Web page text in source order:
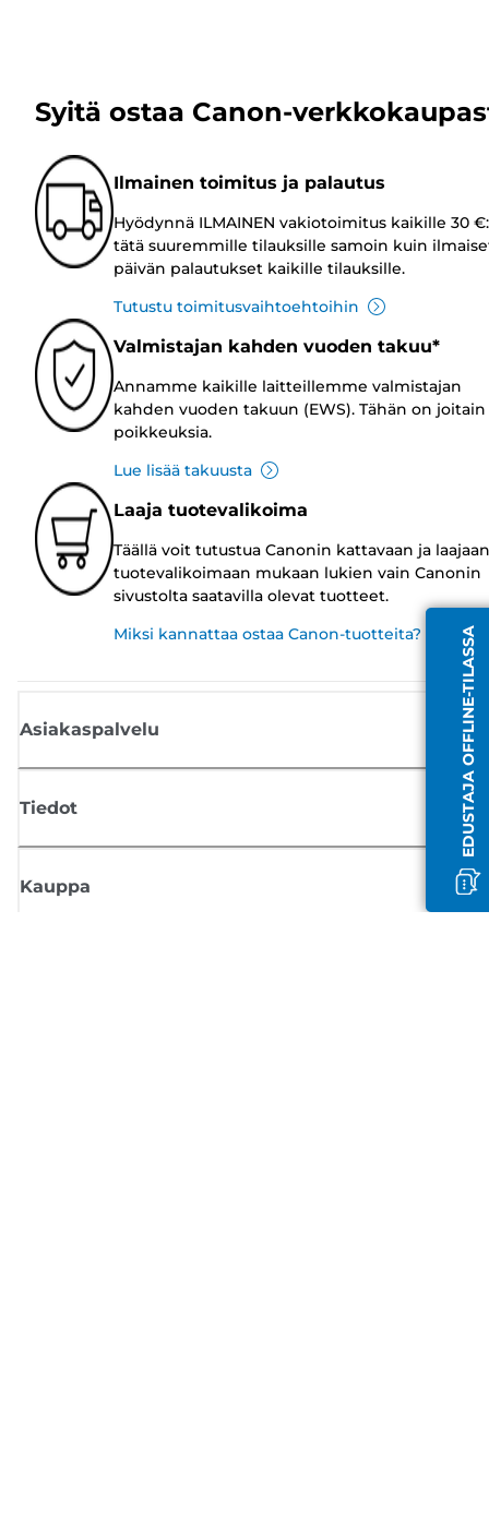
EDUSTAJA OFFLINE-TILASSA
Syitä ostaa Canon-
Ilmainen toimitus ja palautus
Hyödynnä ILMAINEN vakiotoimitus kaikille 30
tätä suuremmille tilauksille samoin kuin
päivän palautukset kaikille tilauksille.
Tutustu toimitusvaihtoehtoihin
Valmistajan kahden vuoden takuu*
Annamme kaikille laitteillemme valmistajan
kahden vuoden takuun (EWS). Tähän on joitain
poikkeuksia.
Lue lisää takuusta
Laaja tuotevalikoima
Täällä voit tutustua Canonin kattavaan ja laajaan
tuotevalikoimaan mukaan lukien vain Canonin
sivustolta saatavilla olevat tuotteet.
Miksi kannattaa ostaa Canon-tuotteita?
Asiakaspalvelu
Tiedot
Kauppa